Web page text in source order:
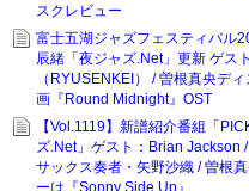
スクレビュー
富士五湖ジャズフェスティバル
辰緒「夜ジャズ.Net」更新 ゲス
（RYUSENKEI） / 曽根真央デ
画『Round Midnight』OST
【Vol.1119】新譜紹介番組「
ズ.Net」ゲスト：Brian Jackson /
サックス奏者・矢野沙織 / 曽根
ーは『Sonny Side Up』